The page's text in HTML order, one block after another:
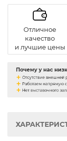
Отличное
качество
и лучшие цены